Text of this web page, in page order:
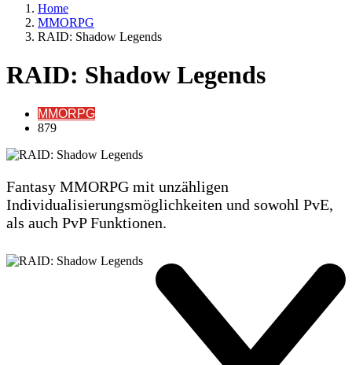
Home
MMORPG
RAID: Shadow Legends
RAID: Shadow Legends
MMORPG
879
Fantasy MMORPG mit unzähligen
Individualisierungsmöglichkeiten und sowohl PvE,
als auch PvP Funktionen.